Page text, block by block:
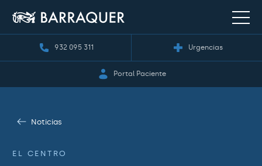
932 095 311 Urgencias
Portal Paciente
Noticias
EL CENTRO